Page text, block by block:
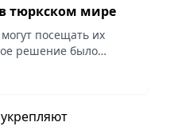
тюркском мире
посещать их
решение было
Ерболатом